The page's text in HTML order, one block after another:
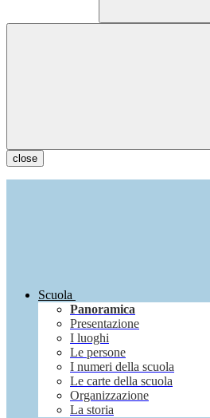
close
Scuola
Panoramica
Presentazione
I luoghi
Le persone
I numeri della scuola
Le carte della scuola
Organizzazione
La storia